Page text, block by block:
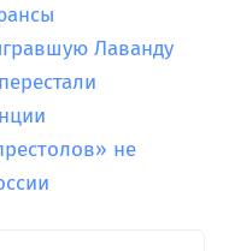
Лаванду
не